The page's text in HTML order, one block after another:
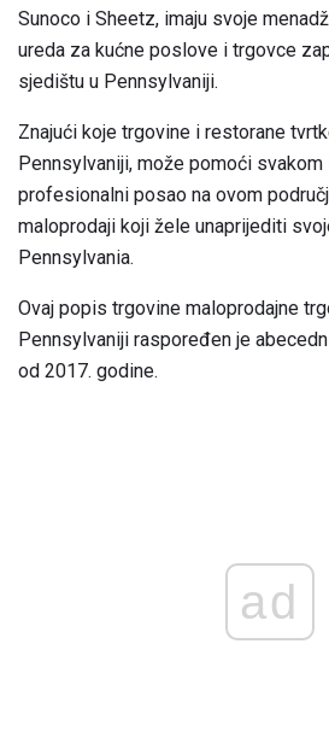
Sunoco i Sheetz, imaju svoje
ureda za kućne poslove i trgovce
sjedištu u Pennsylvaniji.
Znajući koje trgovine i restorane
Pennsylvaniji, može pomoći
profesionalni posao na ovom
maloprodaji koji žele unaprijediti
Pennsylvania.
Ovaj popis trgovine maloprodajne
Pennsylvaniji raspoređen je
od 2017. godine.
ad